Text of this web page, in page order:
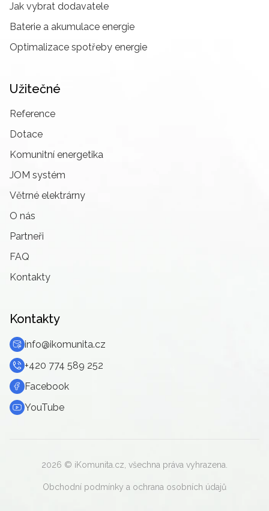
Jak vybrat dodavatele
Baterie a akumulace energie
Optimalizace spotřeby energie
Užitečné
Reference
Dotace
Komunitní energetika
JOM systém
Větrné elektrárny
O nás
Partneři
FAQ
Kontakty
Kontakty
info@ikomunita.cz
+420 774 589 252
Facebook
YouTube
2026 © iKomunita.cz, všechna práva vyhrazena.
Obchodní podmínky a ochrana osobních údajů